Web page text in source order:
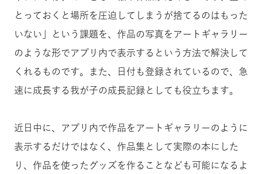
とっておくと場所を圧迫してしまうが捨てるのはもった
いない」という課題を、作品の写真をアートギャラリー
のような形でアプリ内で表示するという方法で解決して
くれるものです。また、日付も登録されているので、急
速に成長する我が子の成長記録としても役立ちます。
近日中に、アプリ内で作品をアートギャラリーのように
表示するだけではなく、作品集として実際の本にした
り、作品を使ったグッズを作ることなども可能になるよ